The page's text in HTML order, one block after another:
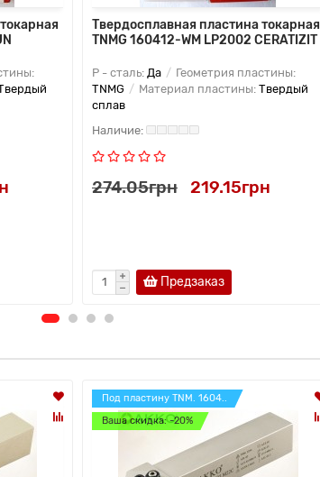
Твердосплавная пластина токарная
TNMG 160412-WM LP2002 CERATIZIT
P - сталь: Да
Геометрия пластины:
TNMG
Материал пластины: Твердый
сплав
274.05грн 219.15грн
Предзаказ
Под пластину TNM. 1604..
Ваша скидка: -20%